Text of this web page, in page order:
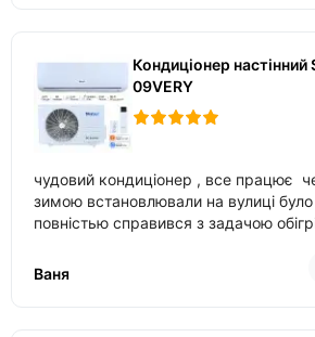
Кондиціонер настінний
09VERY
чудовий кондиціонер , все працює
зимою встановлювали на вулиці
повністью справився з задачою
температури
Ваня